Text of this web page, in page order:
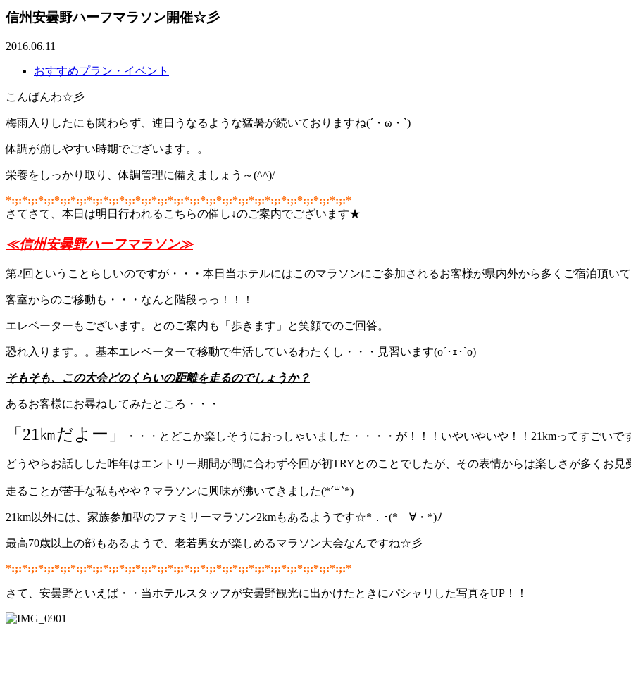
信州安曇野ハーフマラソン開催☆彡
2016.06.11
おすすめプラン・イベント
こんばんわ☆彡
梅雨入りしたにも関わらず、連日うなるような猛暑が続いておりますね(´・ω・`)
体調が崩しやすい時期でございます。。
栄養をしっかり取り、体調管理に備えましょう～(^^)/
*:;:*:;:*:;:*:;:*:;:*:;:*:;:*:;:*:;:*:;:*:;:*:;:*:;:*:;:*:;:*:;:*:;:*:;:*:;:*:;:*:;:*
さてさて、本日は明日行われるこちらの催し↓のご案内でございます★
≪信州安曇野ハーフマラソン≫
第2回ということらしいのですが・・・本日当ホテルにはこのマラソンにご参加されるお客様が県内外から多くご宿泊頂いて
客室からのご移動も・・・なんと階段っっ！！！
エレベーターもございます。とのご案内も「歩きます」と笑顔でのご回答。
恐れ入ります。。基本エレベーターで移動で生活しているわたくし・・・見習います(o´･ｪ･`o)
そもそも、この大会どのくらいの距離を走るのでしょうか？
あるお客様にお尋ねしてみたところ・・・
「21㎞だよー」 ・・・とどこか楽しそうにおっしゃいました・・・・が！！！いやいやいや！！21kmってすごいで
どうやらお話しした昨年はエントリー期間が間に合わず今回が初TRYとのことでしたが、その表情からは楽しさが多くお
走ることが苦手な私もやや？マラソンに興味が沸いてきました(*´꒳`*)
21km以外には、家族参加型のファミリーマラソン2kmもあるようです☆*．･(*ゝ∀・*)ﾉ
最高70歳以上の部もあるようで、老若男女が楽しめるマラソン大会なんですね☆彡
*:;:*:;:*:;:*:;:*:;:*:;:*:;:*:;:*:;:*:;:*:;:*:;:*:;:*:;:*:;:*:;:*:;:*:;:*:;:*:;:*:;:*
さて、安曇野といえば・・当ホテルスタッフが安曇野観光に出かけたときにパシャリした写真をUP！！